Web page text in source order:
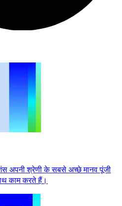
अपनी श्रेणी के सबसे अच्छे मानव पूंजी
काम करते हैं।​​